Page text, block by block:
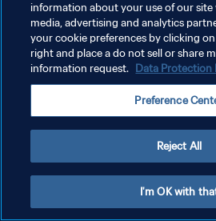
POLITIQUE DE CONFIDENTIALITÉ
CONDITIONS D'UTILISATION
GÉRER VOS PRÉFÉRENCES SUR LES
information about your use of our site
media, advertising and analytics
your cookie preferences by clicking
right and place a do not sell or share
information request. Data Protection
Preference
Reject All
I'm OK with